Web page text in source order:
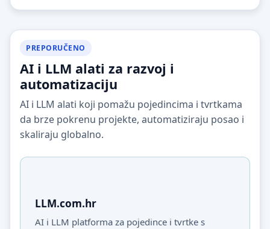
PREPORUČENO
AI i LLM alati za razvoj i
automatizaciju
AI i LLM alati koji pomažu pojedincima i tvrtkama
da brze pokrenu projekte, automatiziraju posao i
skaliraju globalno.
LLM.com.hr
AI i LLM platforma za pojedince i tvrtke s